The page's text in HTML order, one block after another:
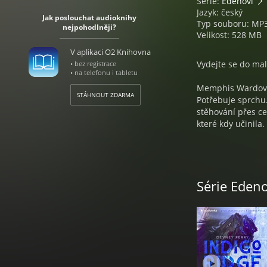
Jak poslouchat audioknihy
nejpohodlněji?
V aplikaci O2 Knihovna
• bez registrace
• na telefonu i tabletu
STÁHNOUT ZDARMA
Jazyk: český
Typ souboru:
Velikost: 528 MB
Vydejte se do
Memphis
Potřebuje
stěhování přes
které kdy učinila.
Avšak k
vysoké noze.
bytě nad garáží.
A stane se to
muže, jakého
domácí. Se svou
zkrátka vším,
Série